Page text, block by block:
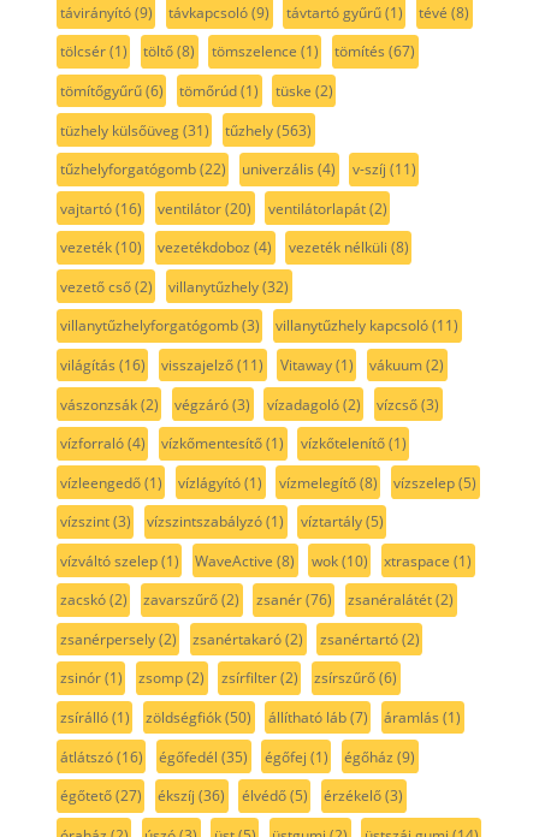
távirányító(9) távkapcsoló(9) távtartó gyűrű(1) tévé (8)
tölcsér(1) töltő(8) tömszelence (1) tömítés (67)
tömítőgyűrű(6) tömőrúd(1) tüske (2)
tüzhely külsőüveg(31) tűzhely(563)
tűzhelyforgatógomb(22) univerzális (4) v-szíj (11)
vajtartó(16) ventilátor(20) ventilátorlapát(2)
vezeték(10) vezetékdoboz (4) vezeték nélküli (8)
vezető cső(2) villanytűzhely(32)
villanytűzhelyforgatógomb(3) villanytűzhely kapcsoló(11)
világítás (16) visszajelző(11) Vitaway(1) vákuum(2)
vászonzsák(2) végzáró(3) vízadagoló(2) vízcső(3)
vízforraló(4) vízkőmentesítő(1) vízkőtelenítő(1)
vízleengedő(1) vízlágyító(1) vízmelegítő(8) vízszelep(5)
vízszint(3) vízszintszabályzó(1) víztartály(5)
vízváltó szelep(1) WaveActive (8) wok(10) xtraspace (1)
zacskó(2) zavarszűrő(2) zsanér(76) zsanéralátét(2)
zsanérpersely(2) zsanértakaró(2) zsanértartó(2)
zsinór(1) zsomp(2) zsírfilter(2) zsírszűrő(6)
zsírálló(1) zöldségfiók(50) állítható láb(7) áramlás (1)
átlátszó(16) égőfedél (35) égőfej (1) égőház (9)
égőtető(27) ékszíj (36) élvédő(5) érzékelő(3)